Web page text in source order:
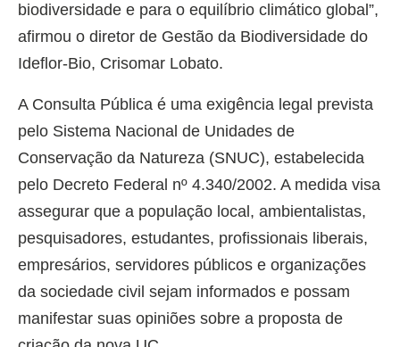
biodiversidade e para o equilíbrio climático global”,
afirmou o diretor de Gestão da Biodiversidade do
Ideflor-Bio, Crisomar Lobato.
A Consulta Pública é uma exigência legal prevista
pelo Sistema Nacional de Unidades de
Conservação da Natureza (SNUC), estabelecida
pelo Decreto Federal nº 4.340/2002. A medida visa
assegurar que a população local, ambientalistas,
pesquisadores, estudantes, profissionais liberais,
empresários, servidores públicos e organizações
da sociedade civil sejam informados e possam
manifestar suas opiniões sobre a proposta de